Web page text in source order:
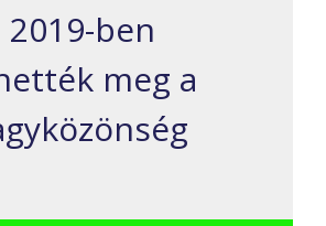
ben
meg a